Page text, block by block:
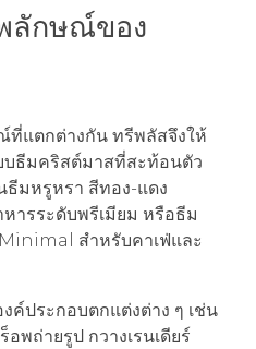
ลักษณ์ของ
ที่แตกต่างกัน ทรีพลัสจึงให้
ธีมคริสต์มาสที่สะท้อนตัว
ธีมหรูหรา สีทอง-แดง
ารระดับพรีเมียม หรือธีม
สำหรับคาเฟ่และ
ค์ประกอบตกแต่งต่าง ๆ เช่น
พถ่ายรูป กวางเรนเดียร์